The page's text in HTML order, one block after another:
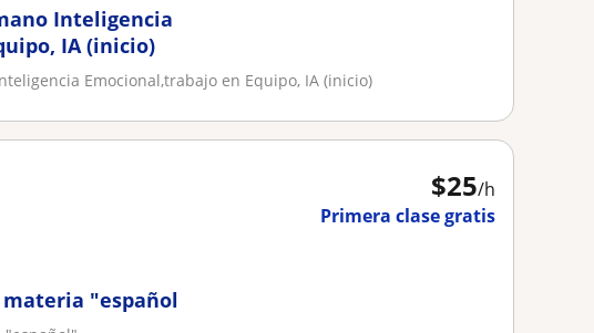
Inteligencia
IA (inicio)
Emocional,trabajo en Equipo, IA (inicio)
$25/h
Primera clase gratis
materia "español